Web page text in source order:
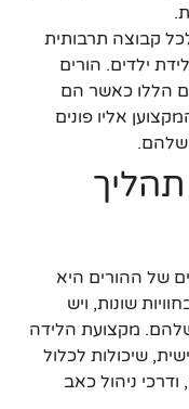
קבוצה תרבותית
ילדים. הורים
הללו כאשר הם
אליו פונים
שלהם.
של ההורים היא
שונות, ויש
מקצועת הלידה
שיכולות לכלול
ניהול כאב